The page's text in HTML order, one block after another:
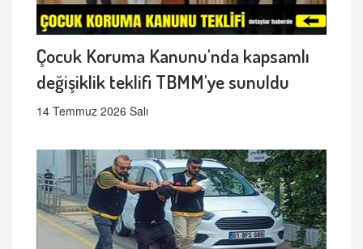
Çocuk Koruma Kanunu'nda kapsamlı
değişiklik teklifi TBMM'ye sunuldu
14 Temmuz 2026 Salı